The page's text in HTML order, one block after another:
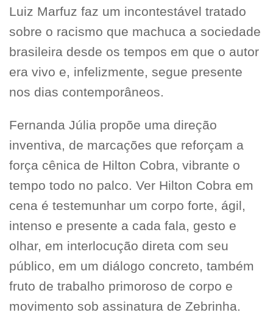
Luiz Marfuz faz um incontestável tratado
sobre o racismo que machuca a sociedade
brasileira desde os tempos em que o autor
era vivo e, infelizmente, segue presente
nos dias contemporâneos.
Fernanda Júlia propõe uma direção
inventiva, de marcações que reforçam a
força cênica de Hilton Cobra, vibrante o
tempo todo no palco. Ver Hilton Cobra em
cena é testemunhar um corpo forte, ágil,
intenso e presente a cada fala, gesto e
olhar, em interlocução direta com seu
público, em um diálogo concreto, também
fruto de trabalho primoroso de corpo e
movimento sob assinatura de Zebrinha.